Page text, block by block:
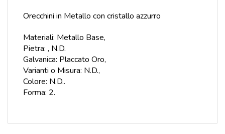
Orecchini in Metallo con cristallo azzurro
Materiali: Metallo Base,
Pietra: , N.D.
Galvanica: Placcato Oro,
Varianti o Misura: N.D.,
Colore: N.D..
Forma: 2.